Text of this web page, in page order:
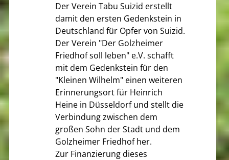
Der Verein Tabu Suizid erstellt
damit den ersten Gedenkstein in
Deutschland für Opfer von Suizid.
Der Verein "Der Golzheimer
Friedhof soll leben" e.V. schafft
mit dem Gedenkstein für den
"Kleinen Wilhelm" einen weiteren
Erinnerungsort für Heinrich
Heine in Düsseldorf und stellt die
Verbindung zwischen dem
großen Sohn der Stadt und dem
Golzheimer Friedhof her.
Zur Finanzierung dieses